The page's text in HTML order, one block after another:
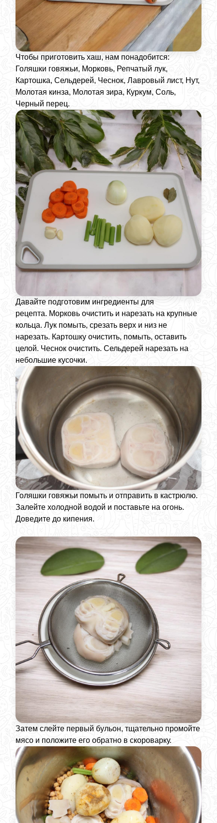
Чтобы приготовить хаш, нам понадобится:
Голяшки говяжьи, Морковь, Репчатый лук,
Картошка, Сельдерей, Чеснок, Лавровый лист, Нут,
Молотая кинза, Молотая зира, Куркум, Соль,
Черный перец.
Давайте подготовим ингредиенты для
рецепта. Морковь очистить и нарезать на крупные
кольца. Лук помыть, срезать верх и низ не
нарезать. Картошку очистить, помыть, оставить
целой. Чеснок очистить. Сельдерей нарезать на
небольшие кусочки.
Голяшки говяжьи помыть и отправить в кастрюлю.
Залейте холодной водой и поставьте на огонь.
Доведите до кипения.
Затем слейте первый бульон, тщательно промойте
мясо и положите его обратно в скороварку.